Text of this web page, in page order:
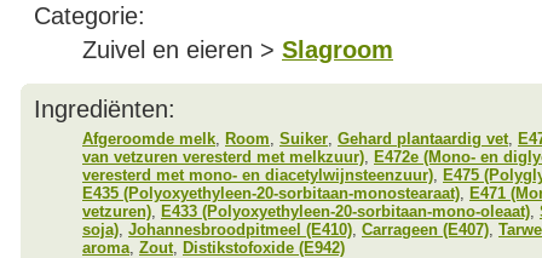
Categorie:
Zuivel en eieren > Slagroom
Ingrediënten:
Afgeroomde melk Room Suiker Gehard plantaardig vet
van vetzuren veresterd met melkzuur)
E472e (Mono- en
veresterd met mono- en diacetylwijnsteenzuur)
E475
E435 (Polyoxyethyleen-20-sorbitaan-monostearaat)
E471
vetzuren)
E433 (Polyoxyethyleen-20-sorbitaan-mono-oleaat)
soja) Johannesbroodpitmeel (E410) Carrageen (E407)
aroma Zout Distikstofoxide (E942)